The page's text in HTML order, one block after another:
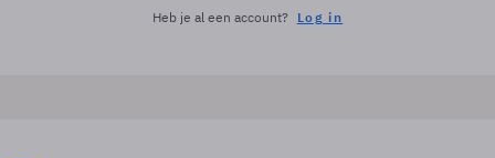
Heb je al een account? Log in